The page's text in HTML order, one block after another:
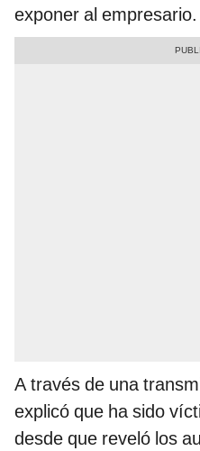
exponer al empresario.
A través de una
explicó que ha sido
desde que reveló los